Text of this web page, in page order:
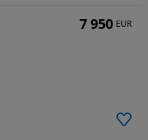
7 950 EUR